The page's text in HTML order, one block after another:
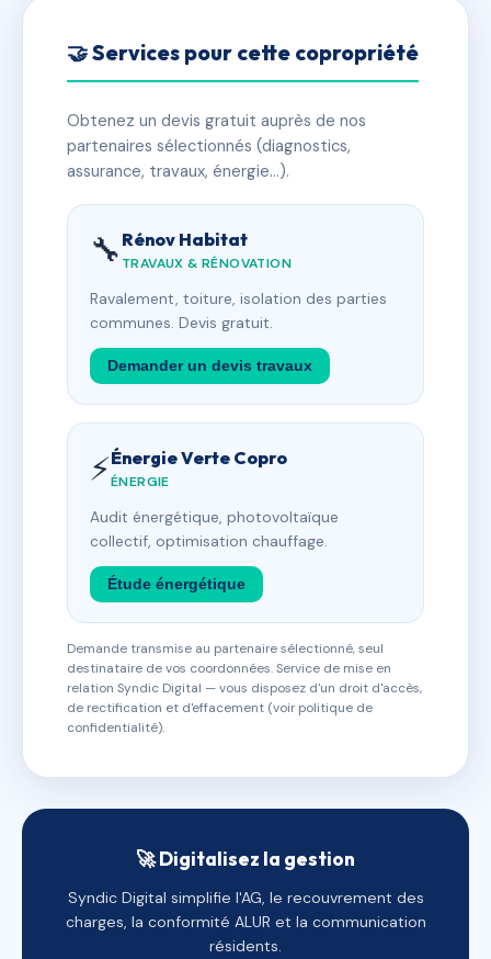
🤝 Services pour cette copropriété
Obtenez un devis gratuit auprès de nos
partenaires sélectionnés (diagnostics,
assurance, travaux, énergie…).
🔧 Rénov Habitat
TRAVAUX & RÉNOVATION
Ravalement, toiture, isolation des parties
communes. Devis gratuit.
Demander un devis travaux
⚡Énergie Verte Copro
ÉNERGIE
Audit énergétique, photovoltaïque
collectif, optimisation chauffage.
Étude énergétique
Demande transmise au partenaire sélectionné, seul
destinataire de vos coordonnées. Service de mise en
relation Syndic Digital — vous disposez d'un droit d'accès,
de rectification et d'effacement (voir politique de
confidentialité).
🚀 Digitalisez la gestion
Syndic Digital simplifie l'AG, le recouvrement des
charges, la conformité ALUR et la communication
résidents.